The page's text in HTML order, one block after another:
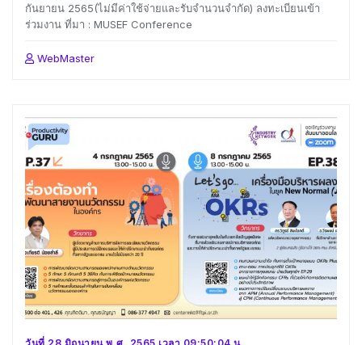
กันยายน 2565(ไม่มีค่าใช้จ่ายและรับจำนวนจำกัด) ลงทะเบียนเข้า
ร่วมงาน ที่มา : MUSEF Conference
WebMaster